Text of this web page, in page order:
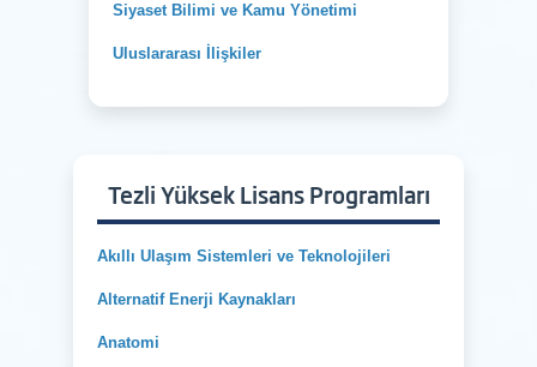
Siyaset Bilimi ve Kamu Yönetimi
Uluslararası İlişkiler
Tezli Yüksek Lisans Programları
Akıllı Ulaşım Sistemleri ve Teknolojileri
Alternatif Enerji Kaynakları
Anatomi